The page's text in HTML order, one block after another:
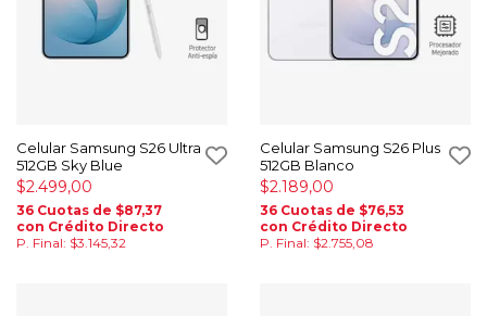
Celular Samsung S26 Ultra
512GB Sky Blue
$2.499,00
36 Cuotas de $87,37
con Crédito Directo
P. Final: $3.145,32
Celular Samsung S26 Plus
512GB Blanco
$2.189,00
36 Cuotas de $76,53
con Crédito Directo
P. Final: $2.755,08